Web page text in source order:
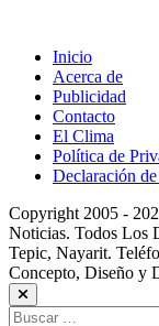
Inicio
Acerca de
Publicidad
Contacto
El Clima
Política de
Declaración
Copyright 2005 -
Noticias. Todos Los
Tepic, Nayarit.
Concepto, Diseño y
Buscar: